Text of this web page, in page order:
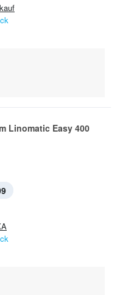
Linomatic Easy 400